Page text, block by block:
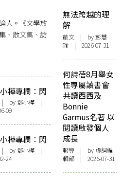
人。《文學放
、散文集、訪
小樺專欄：閃
】女人抽薄
——看政府
辣
by鄧小樺|
09
小樺專欄：閃
】享受努
夜王》決戰
寶》
by鄧小樺|
24
無法跨越的理
解
散文 | by 彭慧
瑜 | 2026-07-31
何詩蓓8月舉女
性專屬讀書會
共讀西西及
Bonnie
Garmus名著 以
閱讀啟發個人
成長
報導 | by 虛詞編
輯部 | 2026-07-31